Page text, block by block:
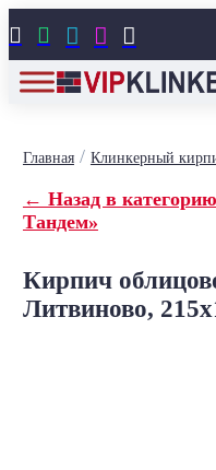
    
Главная/ Клинкерный
← Назад в
Тандем»
Кирпич
Литвиново,